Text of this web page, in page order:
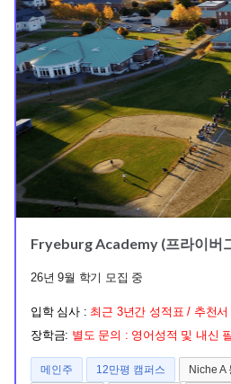
Fryeburg Academy (프라이버
26년 9월 학기 모집 중
입학 심사 : 최근 3년간 성적표 / 추천
장학금: 별도 문의 : 영어성적 및 내신
메인주 12만평 캠퍼스 Niche A